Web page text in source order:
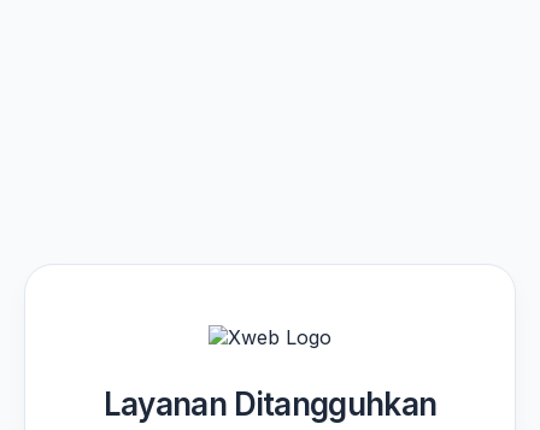
Layanan Ditangguhkan